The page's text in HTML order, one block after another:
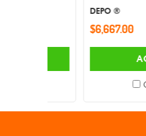
$6,667.00